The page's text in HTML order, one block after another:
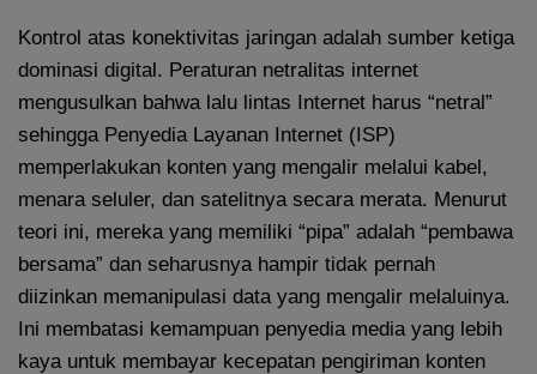
Kontrol atas konektivitas jaringan adalah sumber ketiga
dominasi digital. Peraturan netralitas internet
mengusulkan bahwa lalu lintas Internet harus “netral”
sehingga Penyedia Layanan Internet (ISP)
memperlakukan konten yang mengalir melalui kabel,
menara seluler, dan satelitnya secara merata. Menurut
teori ini, mereka yang memiliki “pipa” adalah “pembawa
bersama” dan seharusnya hampir tidak pernah
diizinkan memanipulasi data yang mengalir melaluinya.
Ini membatasi kemampuan penyedia media yang lebih
kaya untuk membayar kecepatan pengiriman konten